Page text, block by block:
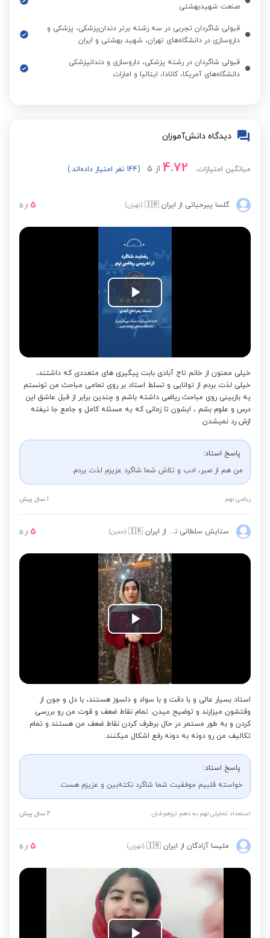
صنعت شهیدبهشتی
قبولی شاگردان تجربی در سه رشته برتر دندان‌پزشکی، پزشکی و
داروسازی در دانشگاه‌های تهران، شهید بهشتی و ایران
قبولی شاگردان در رشته پزشکی، داروسازی و دندانپزشکی
دانشگاه‌های آمریکا، کانادا، ایتالیا و امارات
دیدگاه دانش‌آموزان
میانگین امتیازات: 4.72 از 5 (144 نفر امتیاز داده‌اند.)
گلسا پیرحیاتی از ایران 🇮🇷 (تهران) 5 از 5
Play
Video
خیلی ممنون از خانم تاج آبادی بابت پیگیری های متعددی که داشتند،
خیلی لذت بردم از توانایی و تسلط استاد بر روی تمامی مباحث من تونستم
یه بازبینی روی مباحث ریاضی داشته باشم و چندین برابر از قبل عاشق این
درس و علوم بشم ، ایشون تا زمانی که یه مسئله کامل و جامع جا نیفته
ازش رد نمیشدن
پاسخ استاد:
من هم از صبر، ادب و تلاش شما شاگرد عزیزم لذت بردم.
ریاضی نهم 1 سال پیش
ستایش سلطانی نژاد از ایران 🇮🇷 (خمین) 5 از 5
Play
Video
استاد بسیار عالی و با دقت و با سواد و دلسوز هستند، با دل و جون از
وقتشون میزارند و توضیح میدن. تمام نقاط ضعف و قوت من رو بررسی
کردن و به طور مستمر در حال برطرف کردن نقاط ضعف من هستند و تمام
تکالیف من رو دونه به دونه رفع اشکال میکنند.
پاسخ استاد:
خواسته قلبیم موفقیت شما شاگرد نکته‌بین و عزیزم هست.
استعداد تحلیلی نهم به دهم تیزهوشان 2 سال پیش
ملیسا آزادگان از ایران 🇮🇷 (تهران) 5 از 5